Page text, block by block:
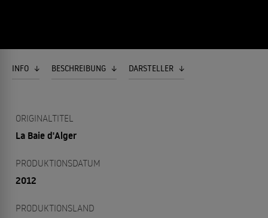
INFO BESCHREIBUNG DARSTELLER
ORIGINALTITEL
La Baie d'Alger
PRODUKTIONSDATUM
2012
PRODUKTIONSLAND